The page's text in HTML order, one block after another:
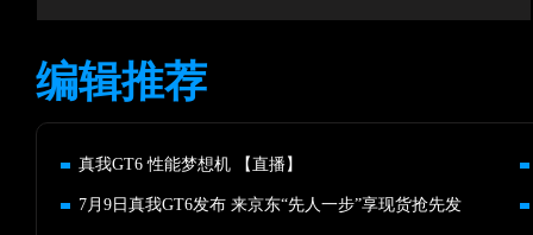
编辑推荐
真我GT6 性能梦想机 【直播】
7月9日真我GT6发布 来京东“先人一步”享现货抢先发